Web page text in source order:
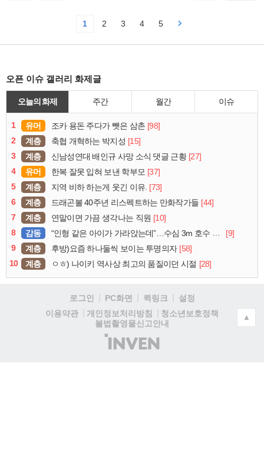
1 2 3 4 5
오픈 이슈 갤러리 화제글
오늘의 화제 주간 월간 이슈
1 유머 조카 용돈 주다가 뺏은 삼촌 [98]
2
계층 축협 개혁하는 박지성 [15]
3
계층 신남성연대 배인규 사망 소식 댓글 근황 [27]
4
유머 한복 잘못 입혀 보낸 학부모 [37]
5
계층 지역 비하 하는게 웃긴 이유. [73]
6
계층 드래곤볼 40주년 리스펙트하는 만화작가들 [44]
7
계층 연말이면 가끔 생각나는 직원 [10]
8
감동 “인형 같은 아이가 가라앉는데”…수심 3m 호수 뛰어든 60대 의인
[9]
9
계층 후방)요즘 하나둘씩 보이는 투명의자 [58]
10
계층 ㅇㅎ) 나이키 역사상 최고의 품질이던 시절 [28]
로그인 PC화면 퀵링크
설정
이용약관
개인정보처리방침
청소년보호정책
불법촬영물신고안내
(주)
인
▲